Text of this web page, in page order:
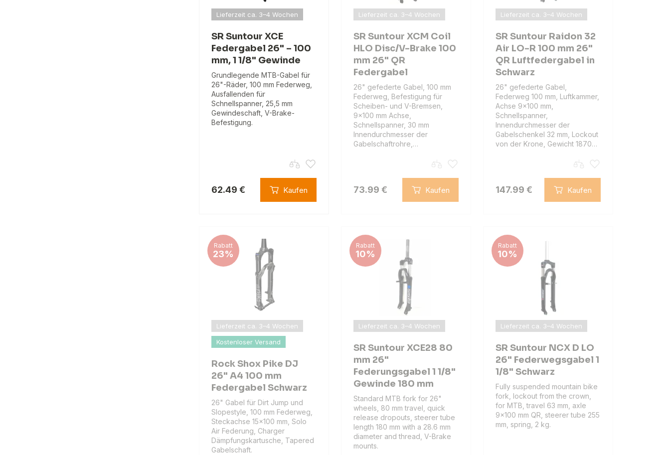
Lieferzeit ca. 3–4 Wochen
SR Suntour XCE
Federgabel 26" – 100
mm, 1 1/8" Gewinde
Grundlegende MTB-Gabel für
26"-Räder, 100 mm Federweg,
Ausfallenden für
Schnellspanner, 25,5 mm
Gewindeschaft, V-Brake-
Befestigung.
62.49 € Kaufen
Lieferzeit ca. 3–4 Wochen
SR Suntour XCM Coil
HLO Disc/V-Brake 100
mm 26" QR
Federgabel
26" gefederte Gabel, 100 mm
Federweg, Befestigung für
Scheiben- und V-Bremsen,
9x100 mm Achse,
Schnellspanner, 30 mm
Innendurchmesser der
Gabelschaftrohre,…
73.99 € Kaufen
Lieferzeit ca. 3–4 Wochen
SR Suntour Raidon 32
Air LO-R 100 mm 26"
QR Luftfedergabel in
Schwarz
26" gefederte Gabel,
Federweg 100 mm, Luftkammer,
Achse 9x100 mm,
Schnellspanner,
Innendurchmesser der
Gabelschenkel 32 mm, Lockout
von der Krone, Gewicht 1870…
147.99 € Kaufen
Rabatt
23%
Lieferzeit ca. 3–4 Wochen
Kostenloser Versand
Rock Shox Pike DJ
26" A4 100 mm
Federgabel Schwarz
26" Gabel für Dirt Jump und
Slopestyle, 100 mm Federweg,
Steckachse 15×100 mm, Solo
Air Federung, Charger
Dämpfungskartusche, Tapered
Gabelschaft.
Rabatt
10%
Lieferzeit ca. 3–4 Wochen
SR Suntour XCE28 80
mm 26"
Federungsgabel 1 1/8"
Gewinde 180 mm
Standard MTB fork for 26"
wheels, 80 mm travel, quick
release dropouts, steerer tube
length 180 mm with a 28.6 mm
diameter and thread, V-Brake
mounts.
Rabatt
10%
Lieferzeit ca. 3–4 Wochen
SR Suntour NCX D LO
26" Federwegsgabel 1
1/8" Schwarz
Fully suspended mountain bike
fork, lockout from the crown,
for MTB, travel 63 mm, axle
9x100 mm QR, steerer tube 255
mm, spring, 2 kg.